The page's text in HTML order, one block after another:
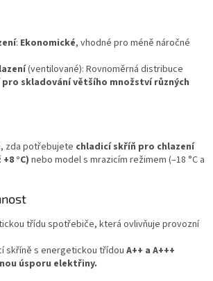
: Ekonomické, vhodné pro méně náročné
(ventilované): Rovnoměrná distribuce
skladování většího množství různých
zda potřebujete chladicí skříň pro chlazení
°C) nebo model s mrazicím režimem (–18 °C a
třídu spotřebiče, která ovlivňuje provozní
skříně s energetickou třídou A++ a A+++
úsporu elektřiny.